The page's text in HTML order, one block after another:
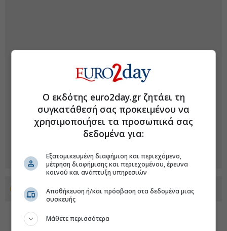
Προσθέστε το euro2day.gr στο Discover
Ο εκδότης euro2day.gr ζητάει τη
συγκατάθεσή σας προκειμένου να
χρησιμοποιήσει τα προσωπικά σας
δεδομένα για:
Εξατομικευμένη διαφήμιση και περιεχόμενο,
μέτρηση διαφήμισης και περιεχομένου, έρευνα
κοινού και ανάπτυξη υπηρεσιών
Αποθήκευση ή/και πρόσβαση στα δεδομένα μιας
συσκευής
Μάθετε περισσότερα